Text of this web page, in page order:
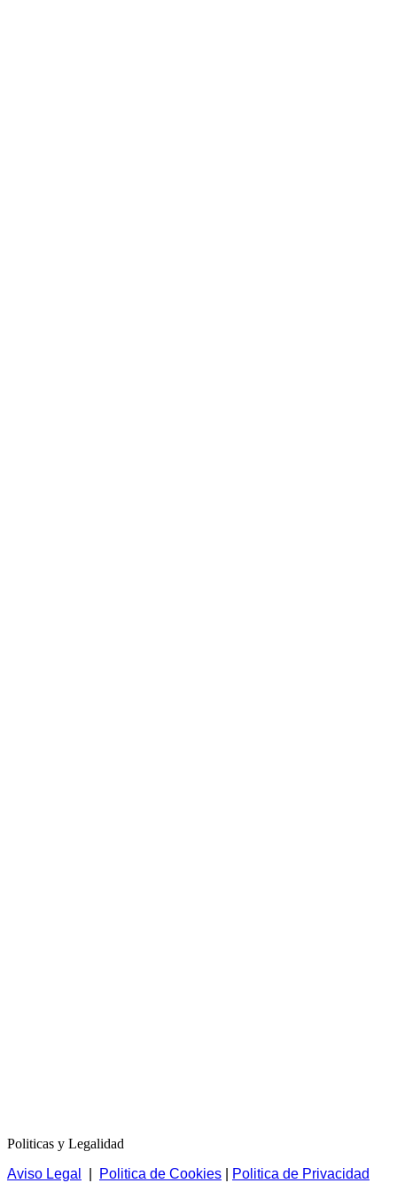
Politicas y Legalidad
Aviso Legal
Politica de Cookies Politica de Privacidad